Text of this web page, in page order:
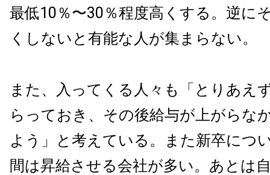
最低10％〜30％程度高くする。逆に
くしないと有能な人が集まらない。
また、入ってくる人々も「とりあえ
らっておき、その後給与が上がらな
よう」と考えている。また新卒につ
間は昇給させる会社が多い。あとは